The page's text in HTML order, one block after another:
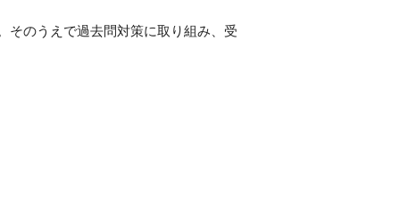
そのうえで過去問対策に取り組み、受